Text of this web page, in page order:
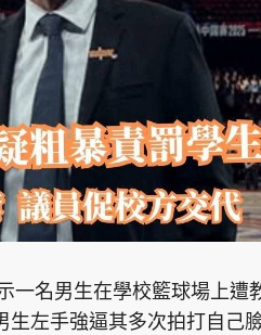
緣來有理
鬼靈精怪
一名男生在學校籃球場上遭
左手強逼其多次拍打自己